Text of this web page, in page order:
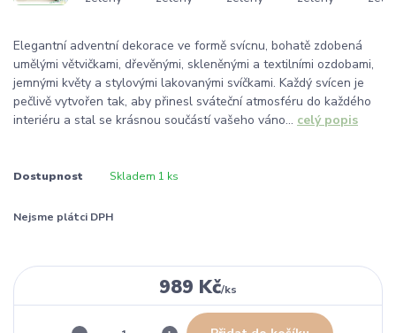
Elegantní adventní dekorace ve formě svícnu, bohatě zdobená
umělými větvičkami, dřevěnými, skleněnými a textilními ozdobami,
jemnými květy a stylovými lakovanými svíčkami. Každý svícen je
pečlivě vytvořen tak, aby přinesl sváteční atmosféru do každého
interiéru a stal se krásnou součástí vašeho váno... celý popis
Dostupnost Skladem 1 ks
Nejsme plátci DPH
989 Kč/ks